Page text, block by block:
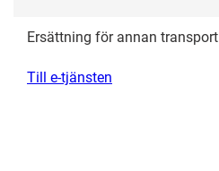
Ersättning för annan transport
Till e-tjänsten